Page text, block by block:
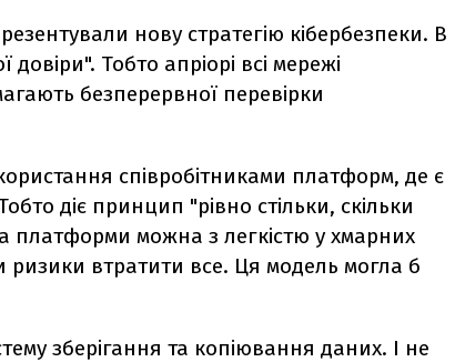
нову стратегію кібербезпеки. В
Тобто апріорі всі мережі
безперервної перевірки
співробітниками платформ, де є
діє принцип "рівно стільки, скільки
платформи можна з легкістю у хмарних
ризики втратити все. Ця модель могла б
зберігання та копіювання даних. І не